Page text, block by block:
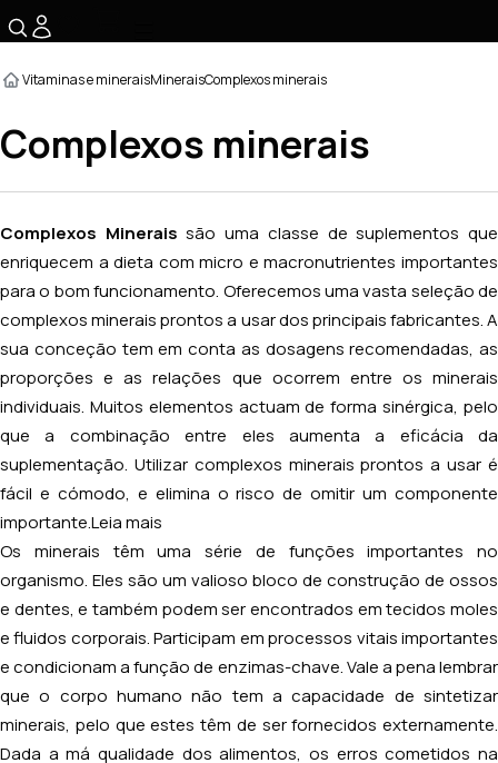
Vitaminas e mineraisMineraisComplexos minerais
Complexos minerais
Complexos Minerais são uma classe de suplementos que
enriquecem a dieta com micro e macronutrientes importantes
para o bom funcionamento. Oferecemos uma vasta seleção de
complexos minerais prontos a usar dos principais fabricantes. A
sua conceção tem em conta as dosagens recomendadas, as
proporções e as relações que ocorrem entre os minerais
individuais. Muitos elementos actuam de forma sinérgica, pelo
que a combinação entre eles aumenta a eficácia da
suplementação. Utilizar complexos minerais prontos a usar é
fácil e cómodo, e elimina o risco de omitir um componente
importante. Leia mais
Os minerais têm uma série de funções importantes no
organismo. Eles são um valioso bloco de construção de ossos
e dentes, e também podem ser encontrados em tecidos moles
e fluidos corporais. Participam em processos vitais importantes
e condicionam a função de enzimas-chave. Vale a pena lembrar
que o corpo humano não tem a capacidade de sintetizar
minerais, pelo que estes têm de ser fornecidos externamente.
Dada a má qualidade dos alimentos, os erros cometidos na